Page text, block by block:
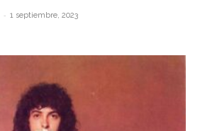
- 1 septiembre, 2023